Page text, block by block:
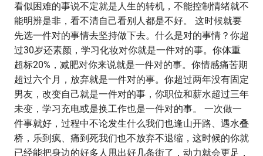
看似困难的事说不定就是人生的转机，不能控制情绪就不
能明辨是非，看不清自己看别人都是不好。 这时候就要
先选一件对的事情去坚持做下去。什么是对的事情？你超
过30岁还素颜，学习化妆对你就是一件对的事。你体重
超标20%，减肥对你来说就是一件对的事。你情感痛苦期
超过六个月，放弃就是一件对的事。你超过两年没有固定
男友，改变自己就是一件对的事，你职位和薪水超过三年
未变，学习充电或是换工作也是一件对的事。 一次做一
件事就好，过程中不论发生什么我们也逢山开路、遇水叠
桥，乐到疯、痛到死我们也不放弃不退缩，这时候的你就
已经能把身边的好多人甩出好几条街了，动力就会更足，